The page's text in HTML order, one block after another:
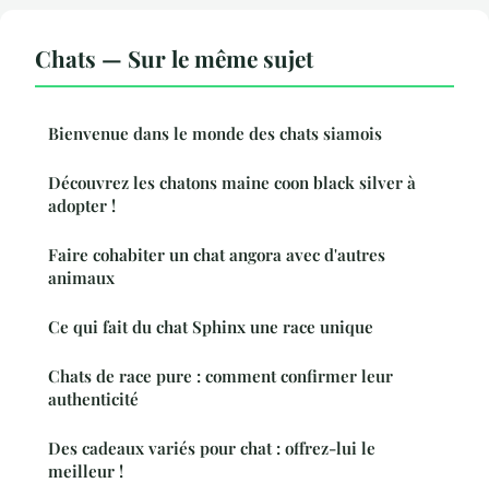
Chats — Sur le même sujet
Bienvenue dans le monde des chats siamois
Découvrez les chatons maine coon black silver à
adopter !
Faire cohabiter un chat angora avec d'autres
animaux
Ce qui fait du chat Sphinx une race unique
Chats de race pure : comment confirmer leur
authenticité
Des cadeaux variés pour chat : offrez-lui le
meilleur !